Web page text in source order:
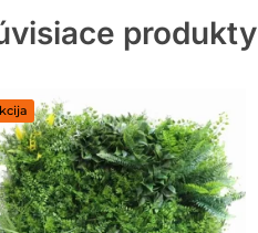
produkty